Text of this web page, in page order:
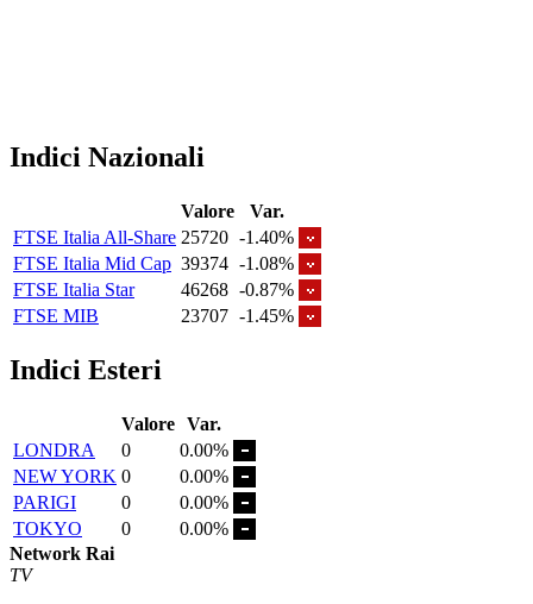
Indici Nazionali
Valore
Var.
FTSE Italia All-Share 25720 -1.40%
FTSE Italia Mid Cap 39374 -1.08%
FTSE Italia Star
46268 -0.87%
FTSE MIB
23707 -1.45%
Indici Esteri
Valore Var.
LONDRA
0
0.00%
NEW YORK 0
0.00%
PARIGI
0
0.00%
TOKYO
0
0.00%
Network Rai
TV